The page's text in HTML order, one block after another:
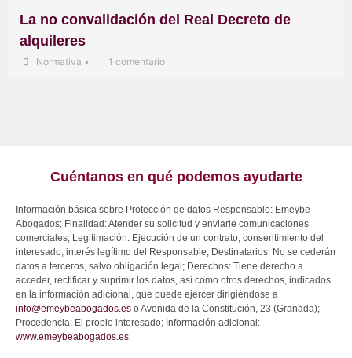
La no convalidación del Real Decreto de
alquileres
Normativa • 1 comentario
Cuéntanos en qué podemos ayudarte
Información básica sobre Protección de datos Responsable: Emeybe
Abogados; Finalidad: Atender su solicitud y enviarle comunicaciones
comerciales; Legitimación: Ejecución de un contrato, consentimiento del
interesado, interés legítimo del Responsable; Destinatarios: No se cederán
datos a terceros, salvo obligación legal; Derechos: Tiene derecho a
acceder, rectificar y suprimir los datos, así como otros derechos, indicados
en la información adicional, que puede ejercer dirigiéndose a
info@emeybeabogados.es o Avenida de la Constitución, 23 (Granada);
Procedencia: El propio interesado; Información adicional:
www.emeybeabogados.es